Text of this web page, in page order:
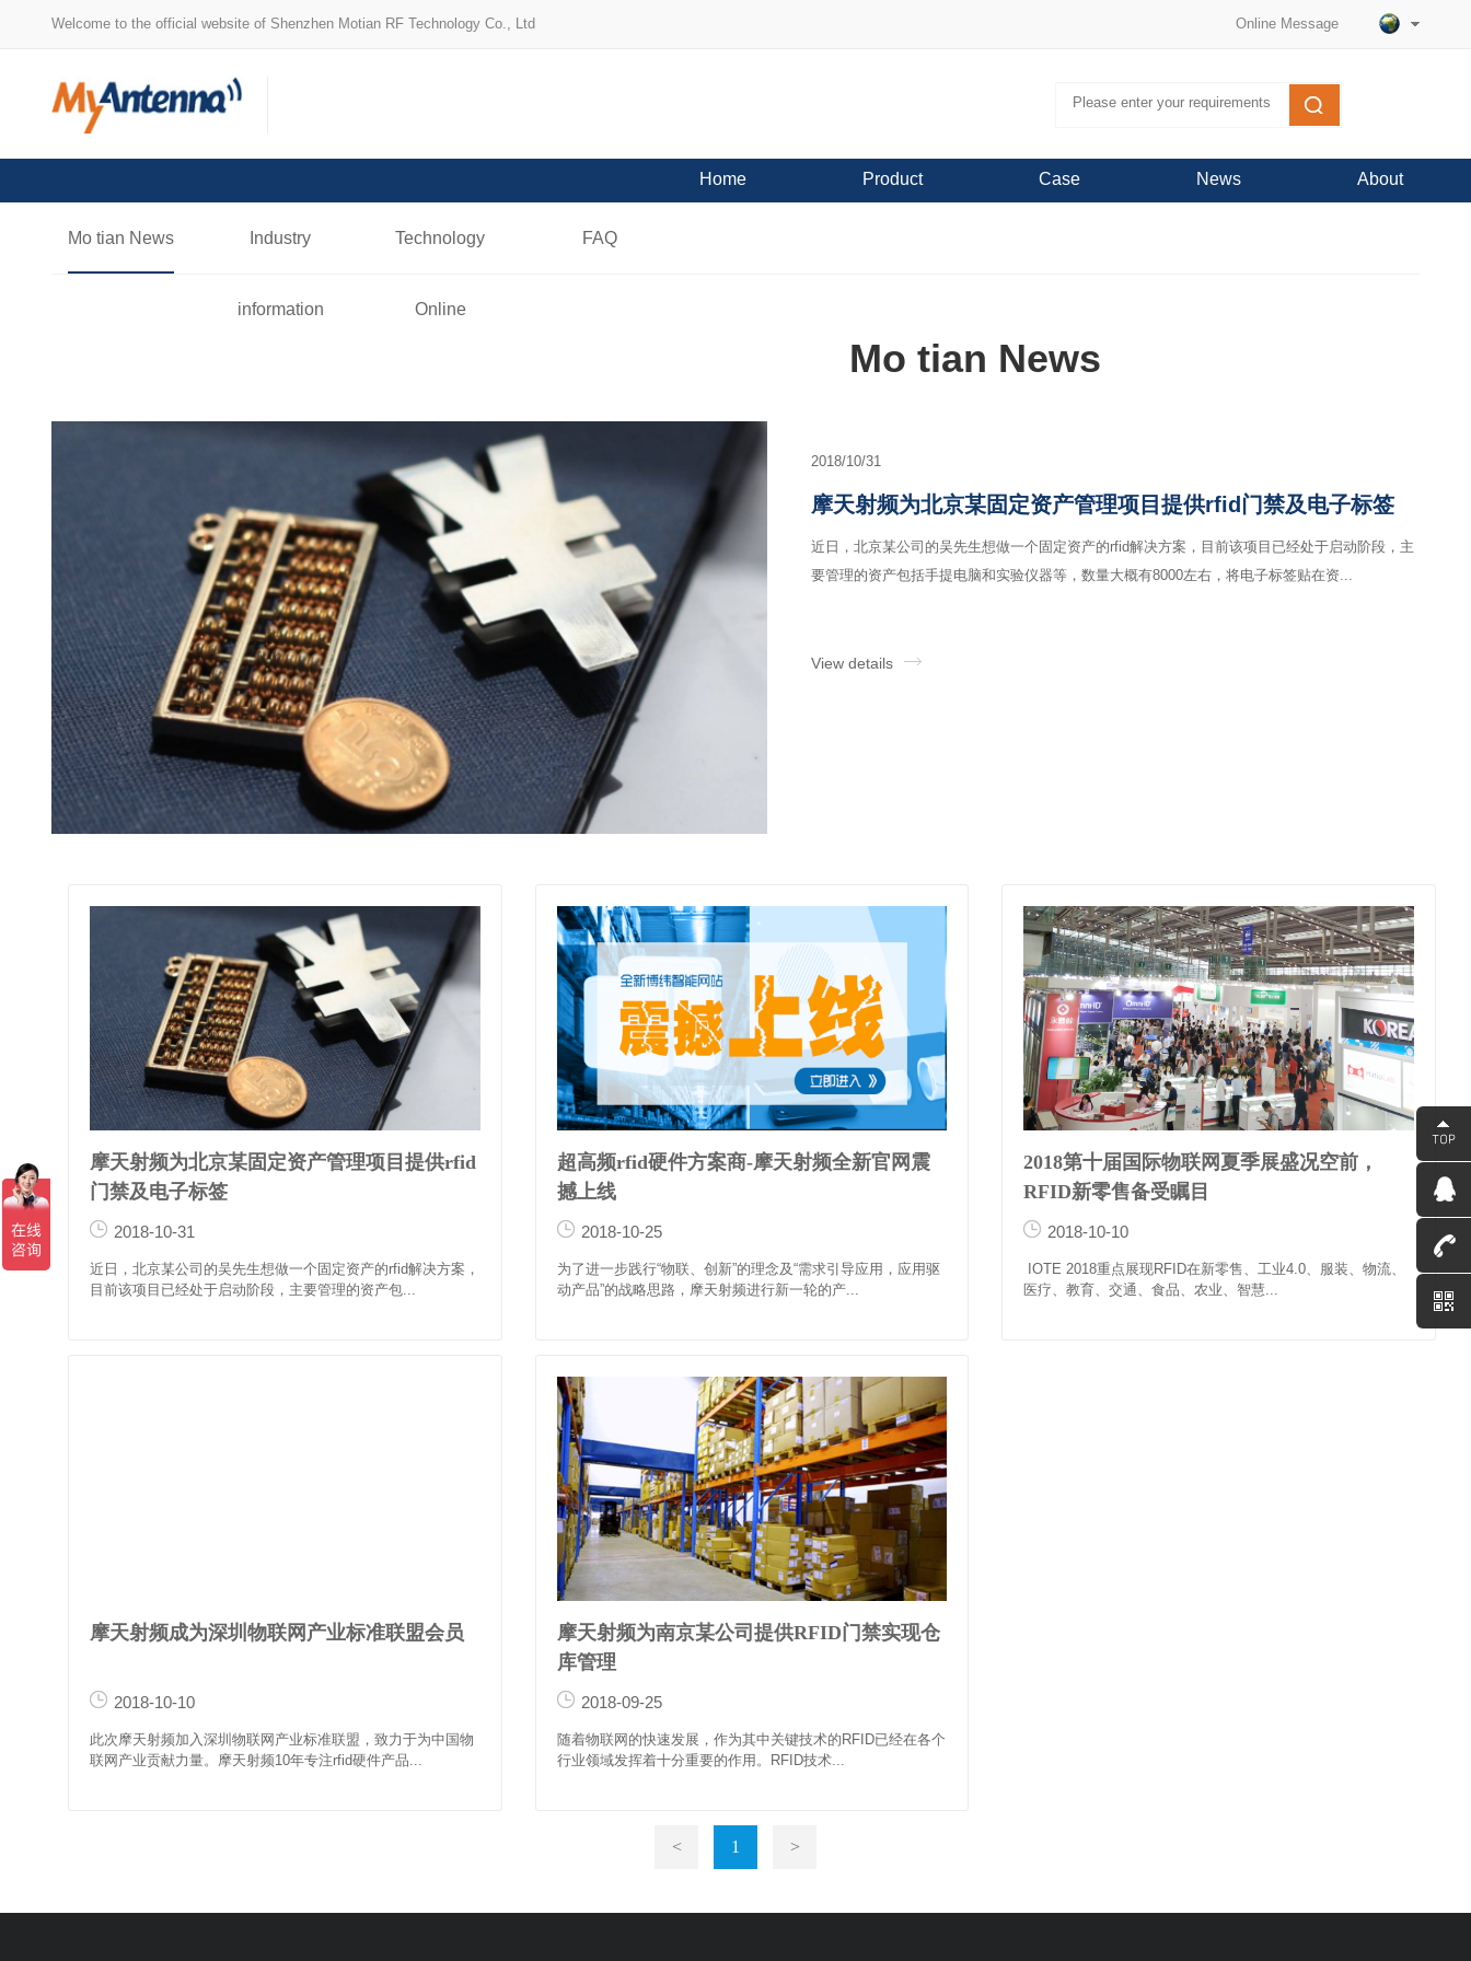
Welcome to the official website of Shenzhen Motian RF Technology Co., Ltd Online Message
Home Product Case News About
Mo tian News Industry
information
Technology
Online
FAQ
Mo tian News
2018/10/31
摩天射频为北京某固定资产管理项目提供rfid门禁及电子标签
近日，北京某公司的吴先生想做一个固定资产的rfid解决方案，目前该项目已经处于启动阶段，主
要管理的资产包括手提电脑和实验仪器等，数量大概有8000左右，将电子标签贴在资...
View details
摩天射频为北京某固定资产管理项目提供rfid
门禁及电子标签
2018-10-31
近日，北京某公司的吴先生想做一个固定资产的rfid解决方案，
目前该项目已经处于启动阶段，主要管理的资产包...
超高频rfid硬件方案商-摩天射频全新官网震
撼上线
2018-10-25
为了进一步践行“物联、创新”的理念及“需求引导应用，应用驱
动产品”的战略思路，摩天射频进行新一轮的产...
2018第十届国际物联网夏季展盛况空前，
RFID新零售备受瞩目
2018-10-10
IOTE 2018重点展现RFID在新零售、工业4.0、服装、物流、
医疗、教育、交通、食品、农业、智慧...
摩天射频成为深圳物联网产业标准联盟会员
2018-10-10
此次摩天射频加入深圳物联网产业标准联盟，致力于为中国物
联网产业贡献力量。摩天射频10年专注rfid硬件产品...
摩天射频为南京某公司提供RFID门禁实现仓
库管理
2018-09-25
随着物联网的快速发展，作为其中关键技术的RFID已经在各个
行业领域发挥着十分重要的作用。RFID技术...
< 1 >
consult